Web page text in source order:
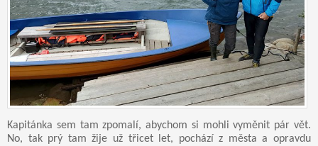
Kapitánka sem tam zpomalí, abychom si mohli vyměnit pár vět.
No, tak prý tam žije už třicet let, pochází z města a opravdu